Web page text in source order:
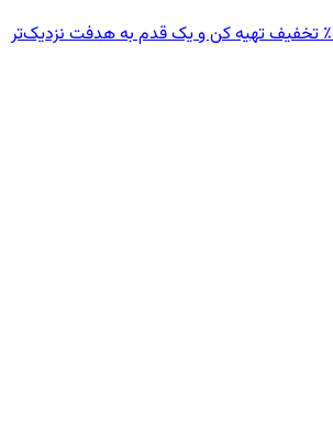
دوره موردنظرت را با ۵۰٪ تخفیف تهیه کن و یک قدم به هدفت نزدیک‌تر